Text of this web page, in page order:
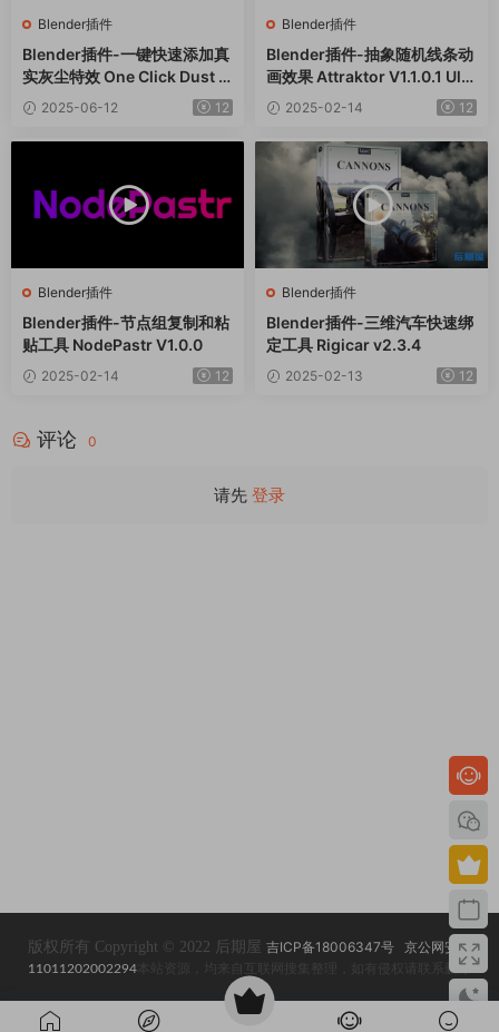
Blender插件
Blender插件-一键快速添加真
实灰尘特效 One Click Dust V
1.0.02025-06-12 12
Blender插件
Blender插件-抽象随机线条动
画效果 Attraktor V1.1.0.1 Ulti
mate2025-02-14 12
Blender插件
Blender插件-节点组复制和粘
贴工具 NodePastr V1.0.0
2025-02-14 12
Blender插件
Blender插件-三维汽车快速绑
定工具 Rigicar v2.3.4
2025-02-13 12
评论 0
请先 登录
版权所有 Copyright © 2022 后期屋 吉ICP备18006347号
京公网安备
11011202002294 本站资源，均来自互联网搜集整理，如有侵权请联系删除